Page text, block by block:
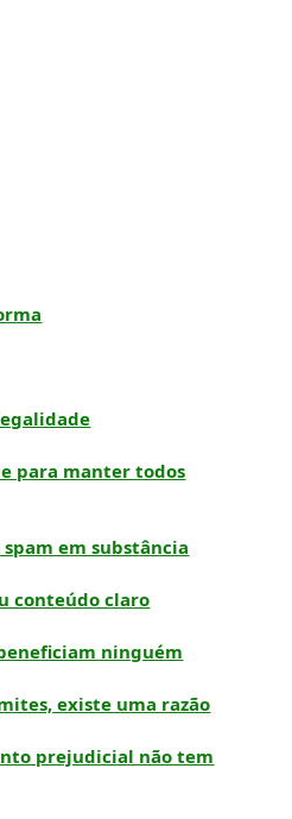
para manter todos
em substância
conteúdo claro
ninguém
existe uma razão
prejudicial não tem